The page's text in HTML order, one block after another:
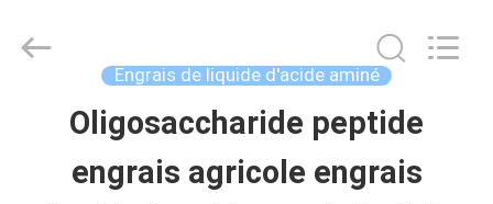
MAISON
Sichuan
Engrais de liquide d'acide aminé
Oligosaccharide peptide
engrais agricole engrais